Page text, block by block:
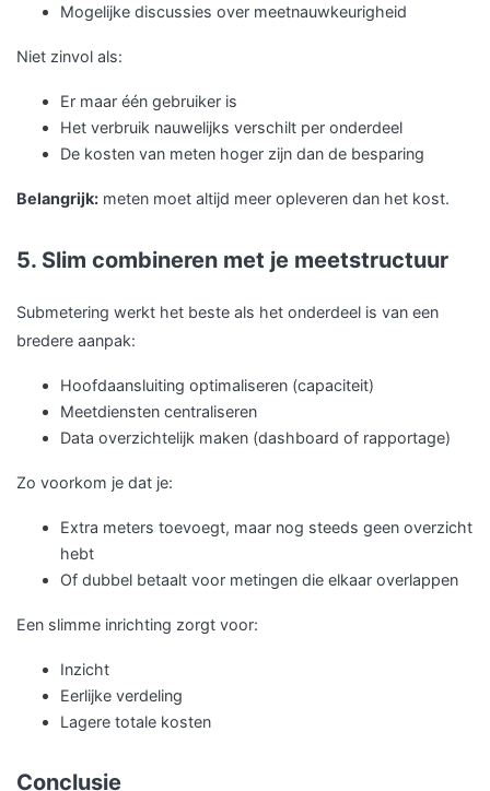
Mogelijke discussies over meetnauwkeurigheid
Niet zinvol als:
Er maar één gebruiker is
Het verbruik nauwelijks verschilt per onderdeel
De kosten van meten hoger zijn dan de besparing
Belangrijk: meten moet altijd meer opleveren dan het kost.
5. Slim combineren met je meetstructuur
Submetering werkt het beste als het onderdeel is van een
bredere aanpak:
Hoofdaansluiting optimaliseren (capaciteit)
Meetdiensten centraliseren
Data overzichtelijk maken (dashboard of rapportage)
Zo voorkom je dat je:
Extra meters toevoegt, maar nog steeds geen overzicht
hebt
Of dubbel betaalt voor metingen die elkaar overlappen
Een slimme inrichting zorgt voor:
Inzicht
Eerlijke verdeling
Lagere totale kosten
Conclusie